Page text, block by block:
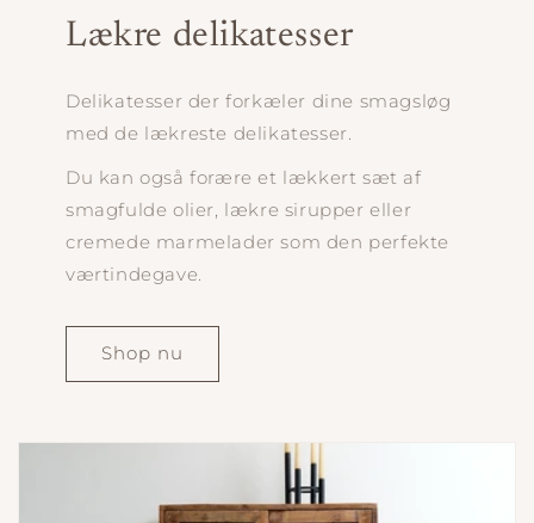
Lækre delikatesser
Delikatesser der forkæler dine smagsløg
med de lækreste delikatesser.
Du kan også forære et lækkert sæt af
smagfulde olier, lækre sirupper eller
cremede marmelader som den perfekte
værtindegave.
Shop nu